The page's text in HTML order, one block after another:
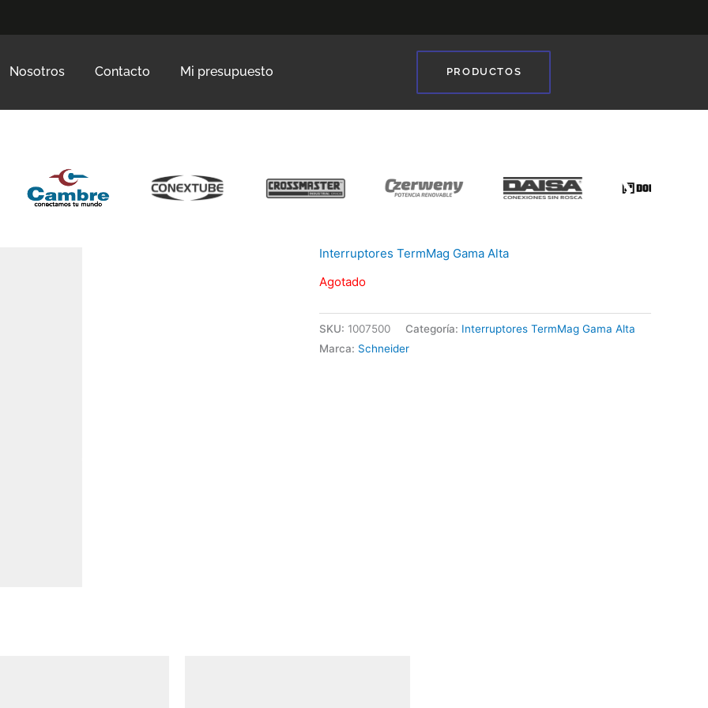
Nosotros Contacto Mi presupuesto PRODUCTOS
❯
Interruptores TermMag Gama Alta
Agotado
SKU: 1007500 Categoría: Interruptores TermMag Gama Alta
Marca: Schneider